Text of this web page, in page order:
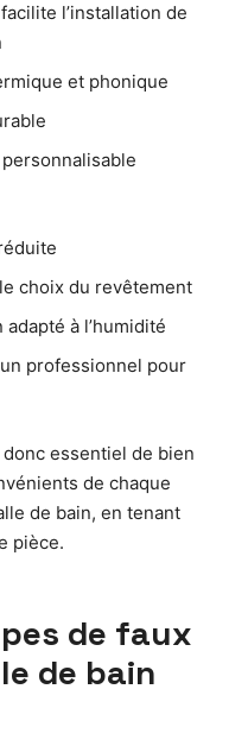
l’installation de
et phonique
choix du revêtement
à l’humidité
professionnel pour
essentiel de bien
de chaque
de bain, en tenant
pièce.
de faux
de bain